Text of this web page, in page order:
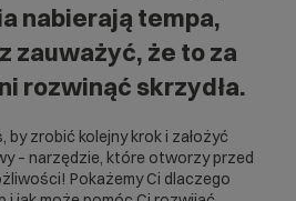
nabierają tempa,
zauważyć, że to za
rozwinąć skrzydła.
zrobić kolejny krok i założyć
– narzędzie, które otworzy przed
Pokażemy Ci dlaczego